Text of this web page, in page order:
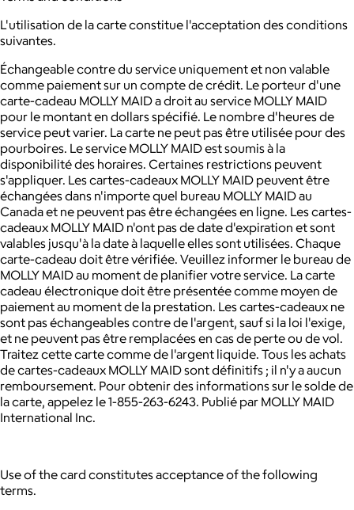
L'utilisation de la carte constitue l'acceptation des conditions
suivantes.
Échangeable contre du service uniquement et non valable
comme paiement sur un compte de crédit. Le porteur d'une
carte-cadeau MOLLY MAID a droit au service MOLLY MAID
pour le montant en dollars spécifié. Le nombre d'heures de
service peut varier. La carte ne peut pas être utilisée pour des
pourboires. Le service MOLLY MAID est soumis à la
disponibilité des horaires. Certaines restrictions peuvent
s'appliquer. Les cartes-cadeaux MOLLY MAID peuvent être
échangées dans n'importe quel bureau MOLLY MAID au
Canada et ne peuvent pas être échangées en ligne. Les cartes-
cadeaux MOLLY MAID n'ont pas de date d'expiration et sont
valables jusqu'à la date à laquelle elles sont utilisées. Chaque
carte-cadeau doit être vérifiée. Veuillez informer le bureau de
MOLLY MAID au moment de planifier votre service. La carte
cadeau électronique doit être présentée comme moyen de
paiement au moment de la prestation. Les cartes-cadeaux ne
sont pas échangeables contre de l'argent, sauf si la loi l'exige,
et ne peuvent pas être remplacées en cas de perte ou de vol.
Traitez cette carte comme de l'argent liquide. Tous les achats
de cartes-cadeaux MOLLY MAID sont définitifs ; il n'y a aucun
remboursement. Pour obtenir des informations sur le solde de
la carte, appelez le 1-855-263-6243. Publié par MOLLY MAID
International Inc.
Use of the card constitutes acceptance of the following
terms.